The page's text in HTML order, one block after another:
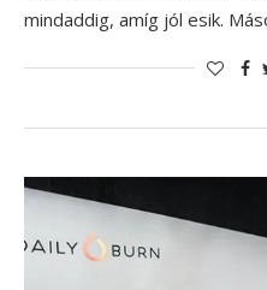
mindaddig, amíg jól esik.